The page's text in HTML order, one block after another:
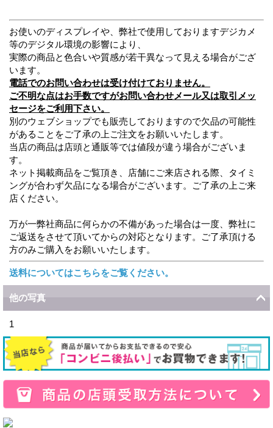
お使いのディスプレイや、弊社で使用しておりますデジカメ
等のデジタル環境の影響により、
実際の商品と色合いや質感が若干異なって見える場合がござ
います。
電話でのお問い合わせは受け付けておりません。
ご不明な点はお手数ですがお問い合わせメール又は取引メッ
セージをご利用下さい。
別のウェブショップでも販売しておりますので欠品の可能性
があることをご了承の上ご注文をお願いいたします。
当店の商品は店頭と通販等では値段が違う場合がございま
す。
ネット掲載商品をご覧頂き、店舗にご来店される際、タイミ
ングが合わず欠品になる場合がございます。ご了承の上ご来
店ください。
万が一弊社商品に何らかの不備があった場合は一度、弊社に
ご返送をさせて頂いてからの対応となります。ご了承頂ける
方のみご購入をお願いいたします。
送料についてはこちらをご覧ください。
他の写真
1